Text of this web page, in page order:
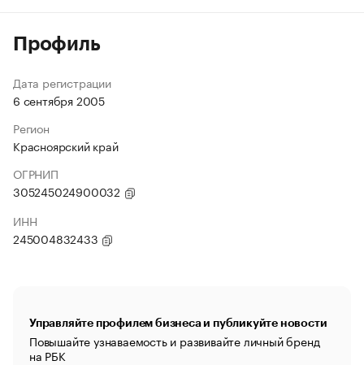
Профиль
Дата регистрации
6 сентября 2005
Регион
Красноярский край
ОГРНИП
305245024900032
ИНН
245004832433
Управляйте профилем бизнеса и публикуйте новости
Повышайте узнаваемость и развивайте личный бренд
на РБК